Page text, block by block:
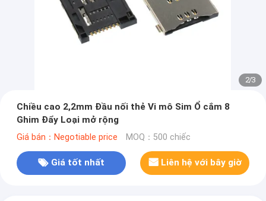
2/3
Chiều cao 2,2mm Đầu nối thẻ Vi mô Sim Ổ cắm 8
Ghim Đẩy Loại mở rộng
Giá bán：Negotiable price MOQ：500 chiếc
Giá tốt nhất Liên hệ với bây giờ